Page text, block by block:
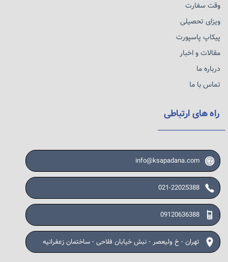
وقت سفارت
ویزای تحصیلی
پیکاپ پاسپورت
مقالات و اخبار
درباره ما
تماس با ما
راه های ارتباطی
info@ksapadana.com
021-22025388
09120636388
تهران - خ ولیعصر - نبش خیابان فلاحی - ساختمان زعفرانیه